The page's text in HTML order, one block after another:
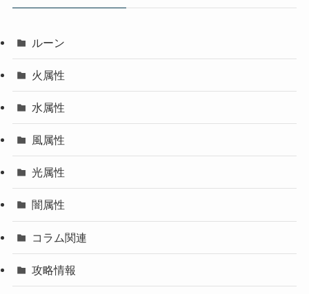
ルーン
火属性
水属性
風属性
光属性
闇属性
コラム関連
攻略情報